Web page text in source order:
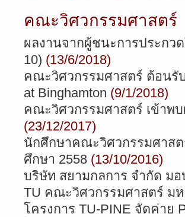
คณะวิศวกรรมศาสตร์
ผลงานจากผู้ชนะการประกว
10) (13/6/2018)
คณะวิศวกรรมศาสตร์ ต้อนรั
at Binghamton (9/1/2018)
คณะวิศวกรรมศาสตร์ เข้าพบ
(23/12/2017)
นักศึกษาคณะวิศวกรรมศาส
ศึกษา 2558 (13/10/2016)
บริษัท สยามกลการ จำกัด ม
TU คณะวิศวกรรมศาสตร์ ม
โครงการ TU-PINE จัดค่าย